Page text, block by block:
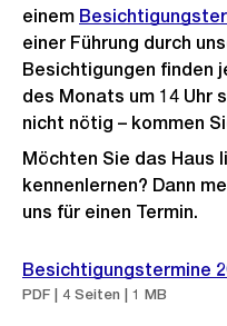
einem
einer Führung durch
Besichtigungen finden
des Monats um 14 Uhr
nicht nötig – kommen
Möchten Sie das Haus
kennenlernen? Dann
uns für einen Termin.
Besichtigungstermine
PDF | 4 Seiten | 1 MB